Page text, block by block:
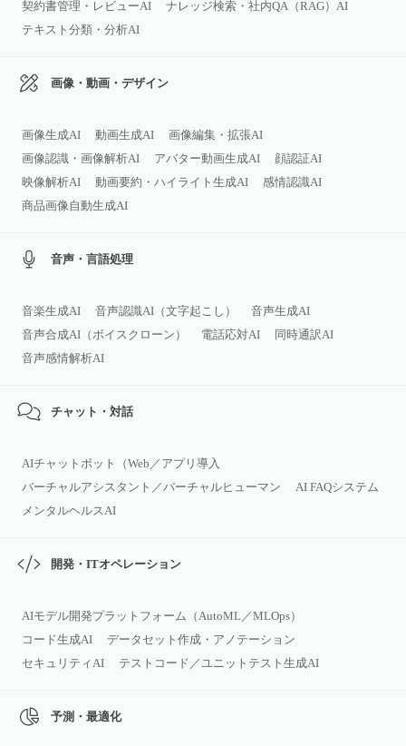
契約書管理・レビューAI
ナレッジ検索・社内QA（RAG）AI
テキスト分類・分析AI
画像・動画・デザイン
画像生成AI 動画生成AI
画像編集・拡張AI
画像認識・画像解析AI
アバター動画生成AI
顔認証AI
映像解析AI
動画要約・ハイライト生成AI
感情認識AI
商品画像自動生成AI
音声・言語処理
音楽生成AI 音声認識AI（文字起こし）
音声生成AI
音声合成AI（ボイスクローン）
電話応対AI
同時通訳AI
音声感情解析AI
チャット・対話
AIチャットボット（Web／アプリ導入
バーチャルアシスタント／バーチャルヒューマン
AI FAQシステム
メンタルヘルスAI
開発・ITオペレーション
AIモデル開発プラットフォーム（AutoML／MLOps）
コード生成AI
データセット作成・アノテーション
セキュリティAI
テストコード／ユニットテスト生成AI
予測・最適化